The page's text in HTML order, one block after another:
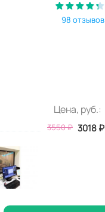
98 отзывов
Цена, руб.:
3550₽ 3018₽